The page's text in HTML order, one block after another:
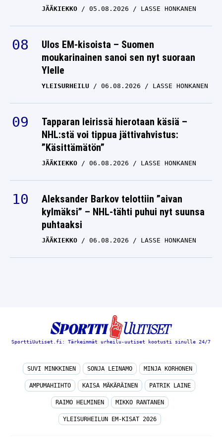
JÄÄKIEKKO 05.08.2026 LASSE HONKANEN
Ulos EM-kisoista – Suomen
moukarinainen sanoi sen nyt suoraan
Ylelle
YLEISURHEILU 06.08.2026 LASSE HONKANEN
Tapparan leirissä hierotaan käsiä –
NHL:stä voi tippua jättivahvistus:
”Käsittämätön”
JÄÄKIEKKO 06.08.2026 LASSE HONKANEN
Aleksander Barkov telottiin ”aivan
kylmäksi” – NHL-tähti puhui nyt suunsa
puhtaaksi
JÄÄKIEKKO 06.08.2026 LASSE HONKANEN
SporttiUutiset.fi: Tärkeimmät urheilu-uutiset kootusti sinulle 24/7
SUVI MINKKINEN SONJA LEINAMO MINJA KORHONEN
AMPUMAHIIHTO KAISA MÄKÄRÄINEN PATRIK LAINE
RAIMO HELMINEN MIKKO RANTANEN
YLEISURHEILUN EM-KISAT 2026